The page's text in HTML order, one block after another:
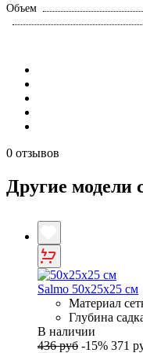
Объем
0 отзывов
Другие модели
Salmo 50х25х25 см
Материал
Глубина
В наличии
436 руб -15% 371